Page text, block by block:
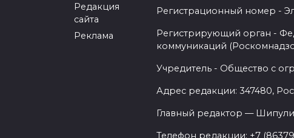
Редакция
сайта
Реклама
Регистрационный номер -
Регистрирующий орган -
коммуникаций
Учредитель - Общество с
Адрес редакции: 347480,
Главный редактор —
Телефон редакции: +7